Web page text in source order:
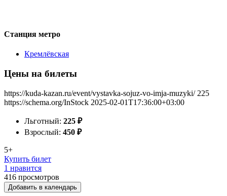
Станция метро
Кремлёвская
Цены на билеты
https://kuda-kazan.ru/event/vystavka-sojuz-vo-imja-muzyki/ 225
https://schema.org/InStock 2025-02-01T17:36:00+03:00
Льготный: 225 ₽
Взрослый: 450 ₽
5+
Купить билет
1 нравится
416 просмотров
Добавить в календарь